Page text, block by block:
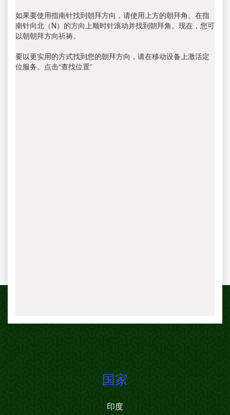
如果要使用指南针找到朝拜方向，请使用上方的朝拜角。在指
南针向北（N）的方向上顺时针滚动并找到朝拜角。现在，您可
以朝朝拜方向祈祷。
要以更实用的方式找到您的朝拜方向，请在移动设备上激活定
位服务。点击“查找位置”
国家
印度